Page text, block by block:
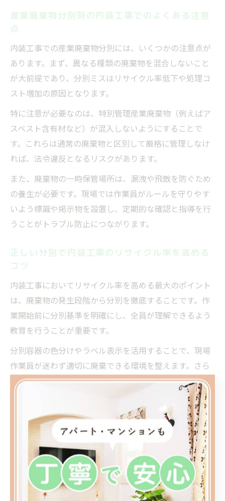
産業廃棄物分別時の内装工事でのよくある注意
点
内装工事での産業廃棄物分別には、いくつかの注意点が
あります。まず、異なる種類の廃棄物を混合しないこと
が大前提であり、分別ミスはリサイクル率低下や処理コ
スト増加の原因となります。
特に注意が必要なのは、特別管理産業廃棄物（例えばア
スベスト含有材など）が混入しないようにすることで
す。これらは通常の廃棄物と区別して厳格に管理しなけ
れば、法令違反となるリスクがあります。
また、廃棄物の一時保管場所は、漏洩や飛散を防ぐため
の養生が必要です。現場では作業員がルールを守りやす
いよう標識や掲示物を設置し、定期的な確認と指導を行
うことがトラブル防止につながります。
正しい分別で内装工事のリサイクル率を高める
コツ
内装工事においてリサイクル率を高める最大のポイント
は、廃棄物の発生段階から分別を徹底することです。作
業開始前に分別基準を明確にし、全員が理解できるよう
教育を行うことが重要です。
分別容器の色分けやラベル表示を活用することで、現場
作業員が迷わず適切に廃棄できる環境を整えます。さら
に、定期的な分別状況のチェックや、リサイクル処理業
適正な分別の実践により、最終処分費用の抑制や環境負
荷の低減が可能となります。現場ごとの成功事例を共有
し、継続的な改善を図ることで、経済的メリットと社会
的責任の両立が実現できます。